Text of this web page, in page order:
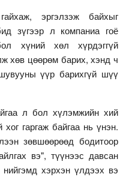
эргэлзэж байхыг
зүгээр л компаниа гоё
хүний хөл хүрдэггүй
хөв цөөрөм барих, хэнд ч
үүр барихгүй шүү
л бол хүлэмжийн хий
гаргаж байгаа нь үнэн.
зөвшөөрөөд бодитоор
вэ", түүнээс давсан
нийгэмд хэрхэн үлдээх вэ